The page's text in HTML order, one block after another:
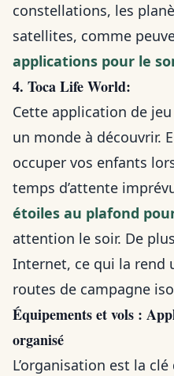
constellations, les
satellites, comme
applications pour le
4. Toca Life World:
Cette application de
un monde à découvrir.
occuper vos enfants
temps d’attente
étoiles au plafond
attention le soir. De
Internet, ce qui la rend
routes de campagne
Équipements et vols :
organisé
L’organisation est la clé